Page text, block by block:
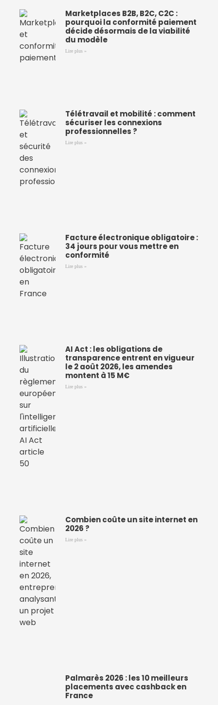
Marketplaces B2B, B2C, C2C :
pourquoi la conformité paiement
décide désormais de la viabilité
du modèle
Lire plus »
Télétravail et mobilité : comment
sécuriser les connexions
professionnelles ?
Lire plus »
Facture électronique obligatoire :
34 jours pour vous mettre en
conformité
Lire plus »
AI Act : les obligations de
transparence entrent en vigueur
le 2 août 2026, les amendes
montent à 15 M€
Lire plus »
Combien coûte un site internet en
2026 ?
Lire plus »
Palmarès 2026 : les 10 meilleurs
placements avec cashback en
France